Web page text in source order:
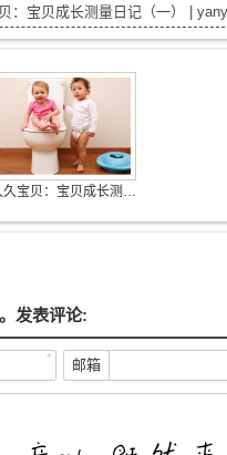
：宝贝成长测量日记（一） |
久久宝贝：宝贝成长测量日记（三）
发表评论:
* 邮箱